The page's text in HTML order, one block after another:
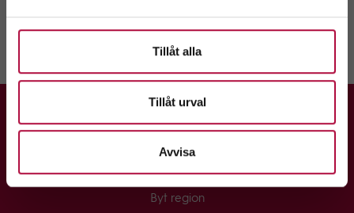
Tillåt alla
Tillåt urval
Avvisa
Visa alla nyheter
-
Byt region